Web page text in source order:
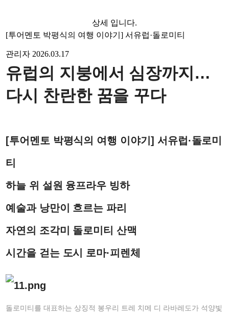
상세 입니다.
[투어멘토 박평식의 여행 이야기] 서유럽·돌로미티
관리자 2026.03.17
유럽의 지붕에서 심장까지…
다시 찬란한 꿈을 꾸다
[투어멘토 박평식의 여행 이야기] 서유럽·돌로미
티
하늘 위 설원 융프라우 빙하
예술과 낭만이 흐르는 파리
자연의 조각미 돌로미티 산맥
시간을 걷는 도시 로마·피렌체
돌로미티를 대표하는 상징적 봉우리 트레 치메 디 라바레도가 석양빛